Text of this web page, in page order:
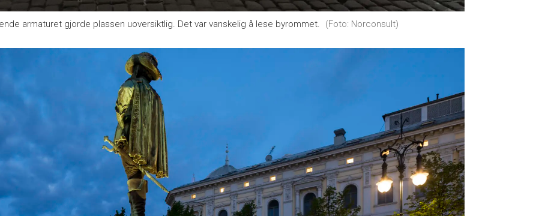
armaturet gjorde plassen uoversiktlig. Det var vanskelig å lese byrommet. (Foto: Norconsult)